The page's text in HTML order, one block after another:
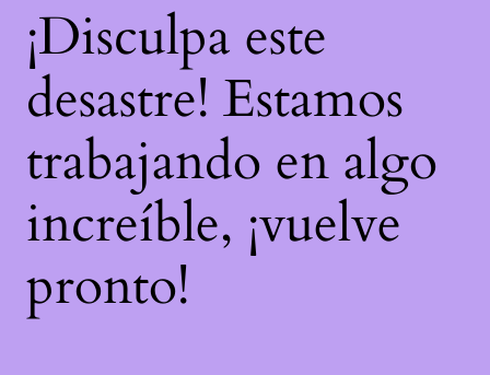
¡Disculpa este
desastre! Estamos
trabajando en algo
increíble, ¡vuelve
pronto!